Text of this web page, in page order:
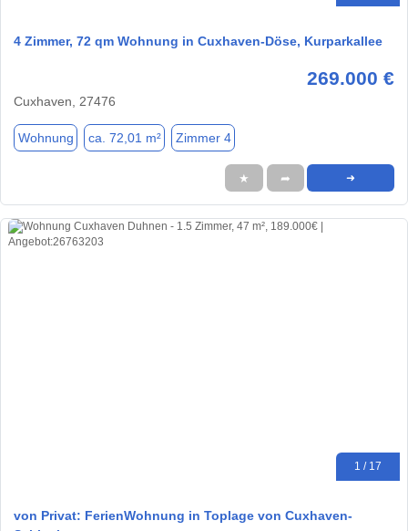
4 Zimmer, 72 qm Wohnung in Cuxhaven-Döse, Kurparkallee
269.000 €
Cuxhaven, 27476
Wohnung ca. 72,01 m² Zimmer 4
★ ➦ ➜
1 / 17
von Privat: FerienWohnung in Toplage von Cuxhaven-